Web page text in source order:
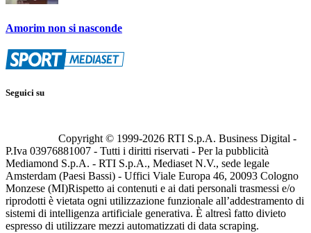
Amorim non si nasconde
Seguici su
Copyright © 1999-2026 RTI S.p.A. Business Digital -
P.Iva 03976881007 - Tutti i diritti riservati - Per la pubblicità
Mediamond S.p.A. - RTI S.p.A., Mediaset N.V., sede legale
Amsterdam (Paesi Bassi) - Uffici Viale Europa 46, 20093 Cologno
Monzese (MI)Rispetto ai contenuti e ai dati personali trasmessi e/o
riprodotti è vietata ogni utilizzazione funzionale all’addestramento di
sistemi di intelligenza artificiale generativa. È altresì fatto divieto
espresso di utilizzare mezzi automatizzati di data scraping.